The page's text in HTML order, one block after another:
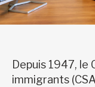
Depuis 1947, le
immigrants